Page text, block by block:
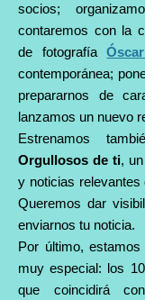
socios;
contaremos con la
de fotografía
contemporánea;
prepararnos de
lanzamos un nuevo
Estrenamos
Orgullosos de ti,
y noticias
Queremos dar
enviarnos tu noticia.
Por último,
muy especial: los
que coincidirá